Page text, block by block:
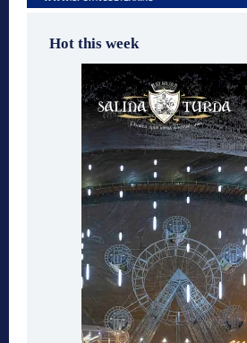
Hot this week